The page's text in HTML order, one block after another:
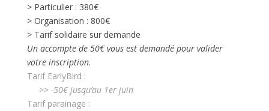
> Particulier : 380€
> Organisation : 800€
> Tarif solidaire sur demande
Un accompte de 50€ vous est demandé pour valider
votre inscription.
Tarif EarlyBird :
>> -50€ jusqu’au 1er juin
Tarif parainage :